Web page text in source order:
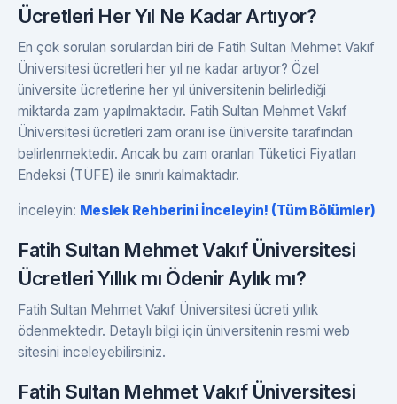
Ücretleri Her Yıl Ne Kadar Artıyor?
En çok sorulan sorulardan biri de Fatih Sultan Mehmet Vakıf
Üniversitesi ücretleri her yıl ne kadar artıyor? Özel
üniversite ücretlerine her yıl üniversitenin belirlediği
miktarda zam yapılmaktadır. Fatih Sultan Mehmet Vakıf
Üniversitesi ücretleri zam oranı ise üniversite tarafından
belirlenmektedir. Ancak bu zam oranları Tüketici Fiyatları
Endeksi (TÜFE) ile sınırlı kalmaktadır.
İnceleyin: Meslek Rehberini İnceleyin! (Tüm Bölümler)
Fatih Sultan Mehmet Vakıf Üniversitesi
Ücretleri Yıllık mı Ödenir Aylık mı?
Fatih Sultan Mehmet Vakıf Üniversitesi ücreti yıllık
ödenmektedir. Detaylı bilgi için üniversitenin resmi web
sitesini inceleyebilirsiniz.
Fatih Sultan Mehmet Vakıf Üniversitesi